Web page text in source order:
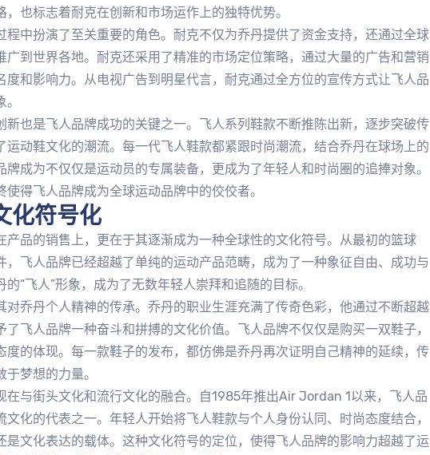
也标志着耐克在创新和市场运作上的独特优势。
程中扮演了至关重要的角色。耐克不仅为乔丹提供了资金支持，还通过全球
广到世界各地。耐克还采用了精准的市场定位策略，通过大量的广告和营销
度和影响力。从电视广告到明星代言，耐克通过全方位的宣传方式让飞人品
新也是飞人品牌成功的关键之一。飞人系列鞋款不断推陈出新，逐步突破传
运动鞋文化的潮流。每一代飞人鞋款都紧跟时尚潮流，结合乔丹在球场上的
成为不仅仅是运动员的专属装备，更成为了年轻人和时尚圈的追捧对象。
得飞人品牌成为全球运动品牌中的佼佼者。
化符号化
产品的销售上，更在于其逐渐成为一种全球性的文化符号。从最初的篮球
，飞人品牌已经超越了单纯的运动产品范畴，成为了一种象征自由、成功与
“飞人”形象，成为了无数年轻人崇拜和追随的目标。
对乔丹个人精神的传承。乔丹的职业生涯充满了传奇色彩，他通过不断超越
飞人品牌一种奋斗和拼搏的文化价值。飞人品牌不仅仅是购买一双鞋子，
度的体现。每一款鞋子的发布，都仿佛是乔丹再次证明自己精神的延续，传
梦想的力量。
在与街头文化和流行文化的融合。自1985年推出Air Jordan 1以来，飞人品
化的代表之一。年轻人开始将飞人鞋款与个人身份认同、时尚态度结合，
是文化表达的载体。这种文化符号的定位，使得飞人品牌的影响力超越了运